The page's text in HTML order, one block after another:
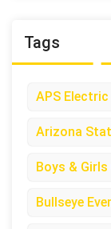
Tags
APS
Arizona
Boys &
Bullseye